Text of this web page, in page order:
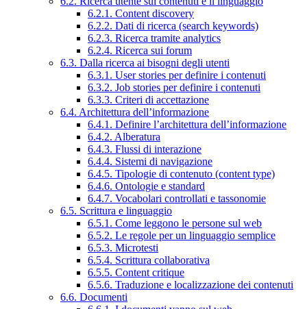
6.2.1. Content discovery
6.2.2. Dati di ricerca (search keywords)
6.2.3. Ricerca tramite analytics
6.2.4. Ricerca sui forum
6.3. Dalla ricerca ai bisogni degli utenti
6.3.1. User stories per definire i contenuti
6.3.2. Job stories per definire i contenuti
6.3.3. Criteri di accettazione
6.4. Architettura dell’informazione
6.4.1. Definire l’architettura dell’informazione
6.4.2. Alberatura
6.4.3. Flussi di interazione
6.4.4. Sistemi di navigazione
6.4.5. Tipologie di contenuto (content type)
6.4.6. Ontologie e standard
6.4.7. Vocabolari controllati e tassonomie
6.5. Scrittura e linguaggio
6.5.1. Come leggono le persone sul web
6.5.2. Le regole per un linguaggio semplice
6.5.3. Microtesti
6.5.4. Scrittura collaborativa
6.5.5. Content critique
6.5.6. Traduzione e localizzazione dei contenuti
6.6. Documenti